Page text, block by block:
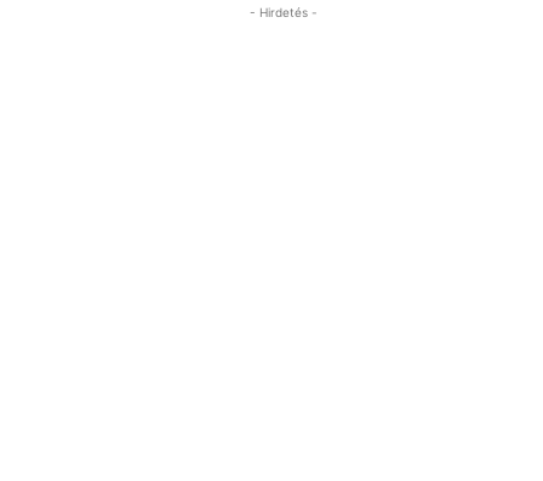
- Hirdetés -